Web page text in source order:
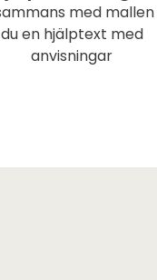
med
du en hjälptext med
anvisningar